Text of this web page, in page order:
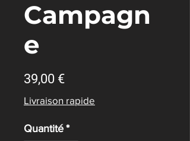
Campagn
e
39,00 €Prix
Livraison rapide
Quantité *